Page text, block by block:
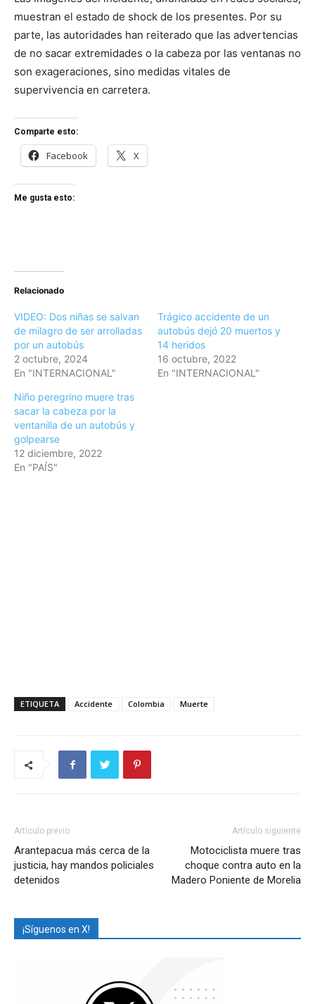
muestran el estado de shock de los presentes. Por su
parte, las autoridades han reiterado que las advertencias
de no sacar extremidades o la cabeza por las ventanas no
son exageraciones, sino medidas vitales de
supervivencia en carretera.
Comparte esto:
Facebook X
Me gusta esto:
Relacionado
VIDEO: Dos niñas se salvan
de milagro de ser arrolladas
por un autobús
2 octubre, 2024
En "INTERNACIONAL"
Trágico accidente de un
autobús dejó 20 muertos y
14 heridos
16 octubre, 2022
En "INTERNACIONAL"
Niño peregrino muere tras
sacar la cabeza por la
ventanilla de un autobús y
golpearse
12 diciembre, 2022
En "PAÍS"
ETIQUETA Accidente Colombia Muerte
Artículo previo
Arantepacua más cerca de la
justicia, hay mandos policiales
detenidos
Artículo siguiente
Motociclista muere tras
choque contra auto en la
Madero Poniente de Morelia
¡Síguenos en X!